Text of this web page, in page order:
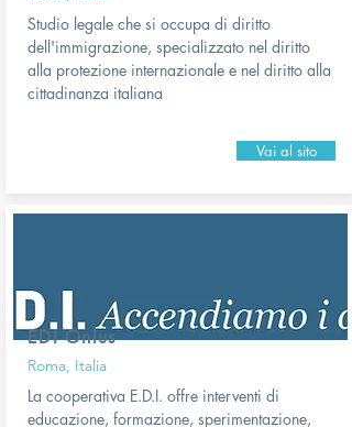
Studio legale che si occupa di diritto
dell'immigrazione, specializzato nel diritto
alla protezione internazionale e nel diritto alla
cittadinanza italiana
Vai al sito
Roma, Italia
EDI Onlus
La cooperativa E.D.I. offre interventi di
educazione, formazione, sperimentazione,